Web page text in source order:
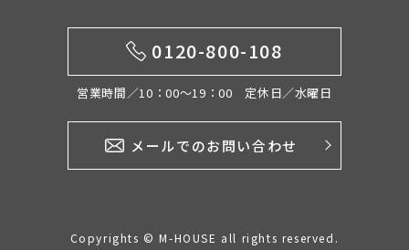
0120-800-108
営業時間／10：00〜19：00 定休日／水曜日
メールでのお問い合わせ
Copyrights © M-HOUSE all rights reserved.